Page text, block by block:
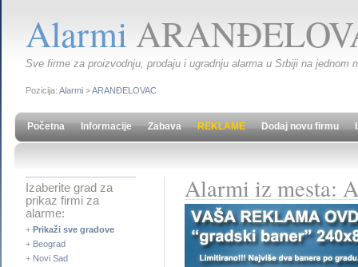
Alarmi
Sve firme za proizvodnju, prodaju i ugradnju alarma u Srbiji na jednom
Pozicija: Alarmi >ARANĐELOVAC
Početna Informacije Zabava REKLAME Dodaj novu firmu
Izaberite grad za
prikaz firmi za
alarme:
+ Prikaži sve gradove
+ Beograd
+ Novi Sad
Alarmi iz mesta: